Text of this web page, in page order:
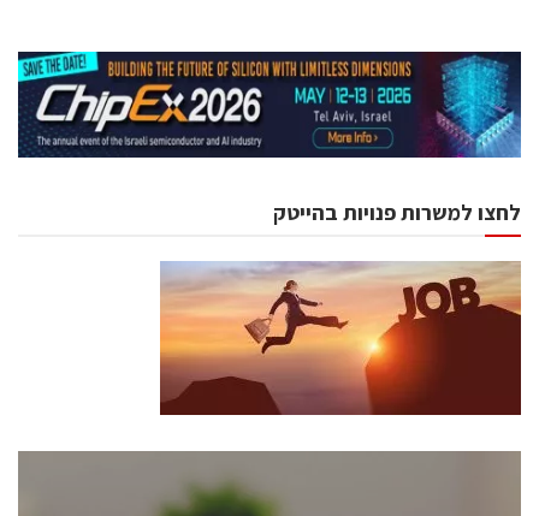
לחצו למשרות פנויות בהייטק